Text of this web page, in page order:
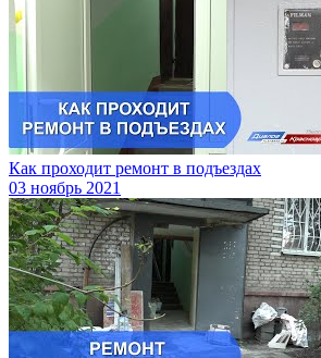
Как проходит ремонт в подъездах
03 ноябрь 2021